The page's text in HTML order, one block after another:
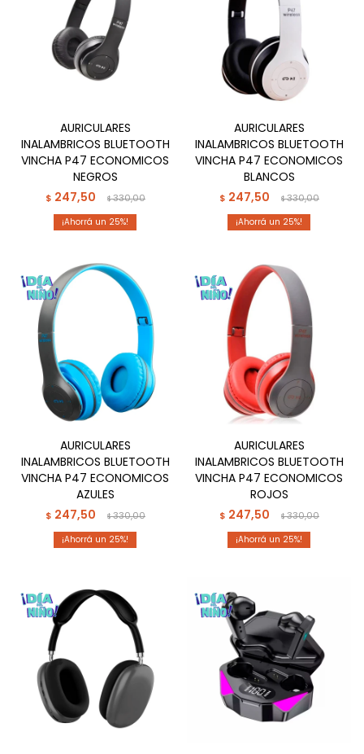
AURICULARES
INALAMBRICOS BLUETOOTH
VINCHA P47 ECONOMICOS
NEGROS
$ 247,50 $330,00
25
AURICULARES
INALAMBRICOS BLUETOOTH
VINCHA P47 ECONOMICOS
BLANCOS
$ 247,50 $330,00
25
AURICULARES
INALAMBRICOS BLUETOOTH
VINCHA P47 ECONOMICOS
AZULES
$ 247,50 $330,00
25
AURICULARES
INALAMBRICOS BLUETOOTH
VINCHA P47 ECONOMICOS
ROJOS
$ 247,50 $330,00
25